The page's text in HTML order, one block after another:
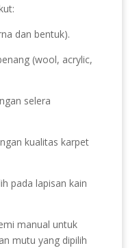
dan bentuk).
(wool, acrylic,
selera
kualitas karpet
pada lapisan kain
manual untuk
mutu yang dipilih